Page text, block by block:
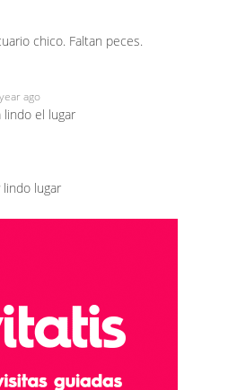
chico. Faltan peces.
ago
lindo el lugar
lindo lugar